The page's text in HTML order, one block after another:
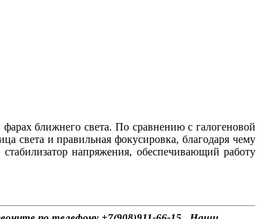
ближнего света. По сравнению с галогеновой
света и правильная фокусировка, благодаря чему
напряжения, обеспечивающий работу